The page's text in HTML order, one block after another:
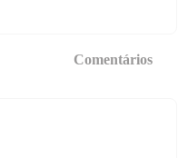
Comentários